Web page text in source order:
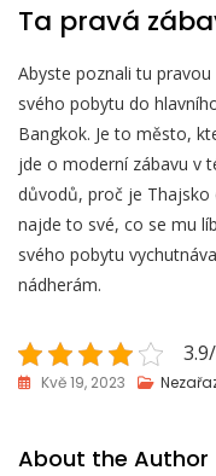
Ta pravá
Abyste poznali tu
svého pobytu do
Bangkok. Je to město,
jde o moderní zábavu v
důvodů, proč je Thajsko
najde to své, co se mu
svého pobytu
nádherám.
Kvě 19, 2023
About the Author